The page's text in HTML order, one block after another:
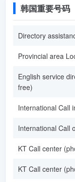
韩国重要号码
Directory
Provincial area
English service
free)
International Call
International Call
KT Call center
KT Call center